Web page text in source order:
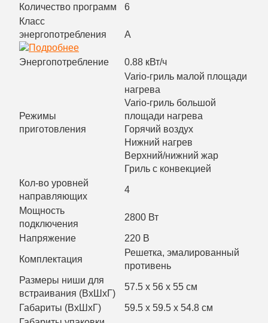
Количество программ
6
Класс
энергопотребления
А
Энергопотребление 0.88 кВт/ч
Режимы
приготовления
Variо-гриль малой площади
нагрева
Variо-гриль большой
площади нагрева
Горячий воздух
Нижний нагрев
Верхний/нижний жар
Гриль с конвекцией
Кол-во уровней
направляющих
4
Мощность
подключения
2800 Вт
Напряжение 220 В
Комплектация
Решетка, эмалированный
противень
Размеры ниши для
встраивания (ВхШхГ)
57.5 х 56 х 55 см
Габариты (ВхШхГ)
59.5 x 59.5 x 54.8 см